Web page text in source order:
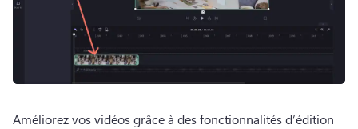
Améliorez vos vidéos grâce à des fonctionnalités d’édition